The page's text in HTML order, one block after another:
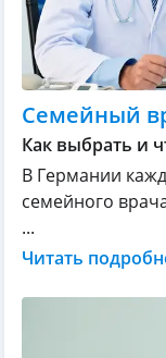
Семейный
Как выбрать и
В Германии
семейного
...
Читать